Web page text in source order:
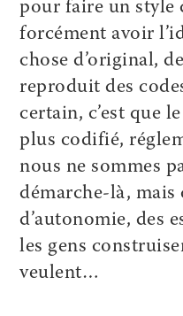
pour faire un style
forcément avoir
chose d’original,
reproduit des
certain, c’est que
plus codifié,
nous ne sommes
démarche-là, mais
d’autonomie, des
les gens
veulent…